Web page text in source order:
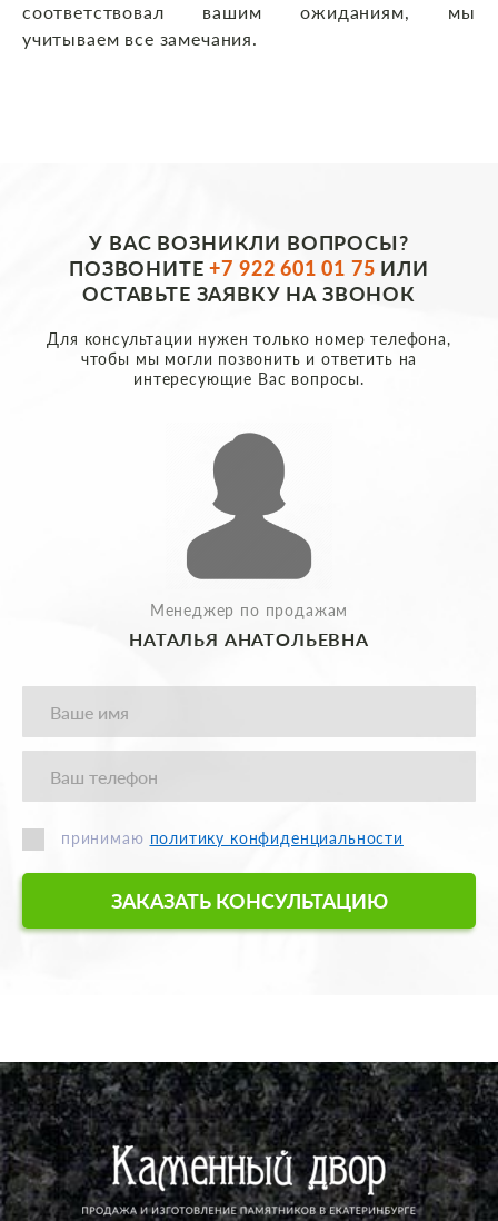
соответствовал вашим ожиданиям, мы
учитываем все замечания.
У ВАС ВОЗНИКЛИ ВОПРОСЫ?
ПОЗВОНИТЕ+7 922 601 01 75 ИЛИ
ОСТАВЬТЕ ЗАЯВКУ НА ЗВОНОК
Для консультации нужен только номер телефона,
чтобы мы могли позвонить и ответить на
интересующие Вас вопросы.
Менеджер по продажам
НАТАЛЬЯ АНАТОЛЬЕВНА
принимаю политику конфиденциальности
ЗАКАЗАТЬ КОНСУЛЬТАЦИЮ